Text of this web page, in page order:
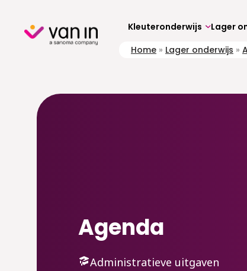
content Kleuteronderwijs Lager
Home » Lager onderwijs »
Agenda
Administratieve uitgaven